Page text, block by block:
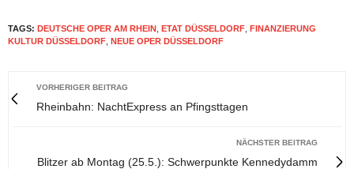
TAGS: DEUTSCHE OPER AM RHEIN ETAT DÜSSELDORF FINANZIERUNG
KULTUR DÜSSELDORF NEUE OPER DÜSSELDORF
VORHERIGER BEITRAG
Rheinbahn: NachtExpress an Pfingsttagen
NÄCHSTER BEITRAG
Blitzer ab Montag (25.5.): Schwerpunkte Kennedydamm